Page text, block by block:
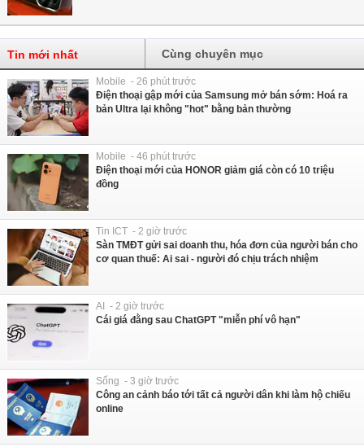
Tin mới nhất Cùng chuyên mục
Mobile - 26 phút trước
Điện thoại gập mới của Samsung mở bán sớm: Hoá ra
bản Ultra lại không "hot" bằng bản thường
Mobile - 46 phút trước
Điện thoại mới của HONOR giảm giá còn có 10 triệu
đồng
Tin ICT - 2 giờ trước
Sàn TMĐT gửi sai doanh thu, hóa đơn của người bán cho
cơ quan thuế: Ai sai - người đó chịu trách nhiệm
AI - 2 giờ trước
Cái giá đằng sau ChatGPT "miễn phí vô hạn"
Sống - 3 giờ trước
Công an cảnh báo tới tất cả người dân khi làm hộ chiếu
online